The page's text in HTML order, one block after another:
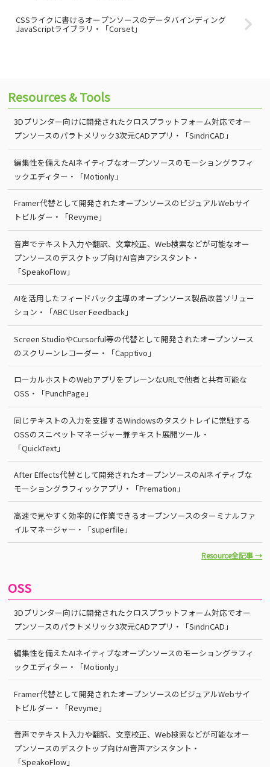
CSSライクに書けるオープンソースのデータバインディング
JavaScriptライブラリ・「Corset」
Resources & Tools
3Dプリンター向けに開発されたクロスプラットフォーム対応でオー
プンソースのパラトメリック3次元CADアプリ・「SindriCAD」
編集性を備えたAIネイティブなオープンソースのモーショングラフィ
ックエディター・「Motionly」
Framer代替として開発されたオープンソースのビジュアルWebサイ
トビルダー・「Revyme」
音声でテキスト入力や翻訳、文章校正、Web検索などが可能なオー
プンソースのデスクトップ向けAI音声アシスタント・
「SpeakoFlow」
AIを活用したフィードバック主導のオープンソース製品改善ソリュー
ション・「ABC User Feedback」
Screen StudioやCursorful等の代替として開発されたオープンソース
のスクリーンレコーダー・「Capptivo」
ローカルホストのWebアプリをプレーンなURLで他者と共有可能な
OSS・「PunchPage」
同じテキストの入力を支援するWindowsのタスクトレイに常駐する
OSSのスニペットマネージャー兼テキスト展開ツール・
「QuickText」
After Effects代替として開発されたオープンソースのAIネイティブな
モーショングラフィックアプリ・「Premation」
高速で見やすく効率的に作業できるオープンソースのターミナルファ
イルマネージャー・「superfile」
Resource全記事 →
OSS
3Dプリンター向けに開発されたクロスプラットフォーム対応でオー
プンソースのパラトメリック3次元CADアプリ・「SindriCAD」
編集性を備えたAIネイティブなオープンソースのモーショングラフィ
ックエディター・「Motionly」
Framer代替として開発されたオープンソースのビジュアルWebサイ
トビルダー・「Revyme」
音声でテキスト入力や翻訳、文章校正、Web検索などが可能なオー
プンソースのデスクトップ向けAI音声アシスタント・
「SpeakoFlow」